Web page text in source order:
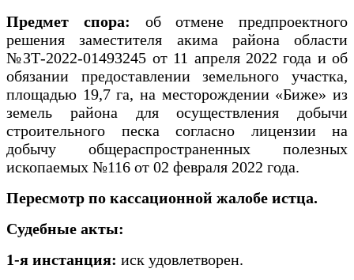
Предмет спора: об отмене предпроектного
решения заместителя акима района области
№ЗТ-2022-01493245 от 11 апреля 2022 года и об
обязании предоставлении земельного участка,
площадью 19,7 га, на месторождении «Биже» из
земель района для осуществления добычи
строительного песка согласно лицензии на
добычу общераспространенных полезных
ископаемых №116 от 02 февраля 2022 года.
Пересмотр по кассационной жалобе истца.
Судебные акты:
1-я инстанция: иск удовлетворен.